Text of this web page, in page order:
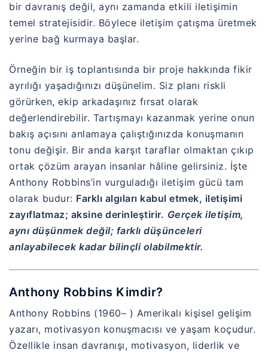
bir davranış değil, aynı zamanda etkili iletişimin
temel stratejisidir. Böylece iletişim çatışma üretmek
yerine bağ kurmaya başlar.
Örneğin bir iş toplantısında bir proje hakkında fikir
ayrılığı yaşadığınızı düşünelim. Siz planı riskli
görürken, ekip arkadaşınız fırsat olarak
değerlendirebilir. Tartışmayı kazanmak yerine onun
bakış açısını anlamaya çalıştığınızda konuşmanın
tonu değişir. Bir anda karşıt taraflar olmaktan çıkıp
ortak çözüm arayan insanlar hâline gelirsiniz. İşte
Anthony Robbins’in vurguladığı iletişim gücü tam
olarak budur: Farklı algıları kabul etmek, iletişimi
zayıflatmaz; aksine derinleştirir. Gerçek iletişim,
aynı düşünmek değil; farklı düşünceleri
anlayabilecek kadar bilinçli olabilmektir.
Anthony Robbins Kimdir?
Anthony Robbins (1960– ) Amerikalı kişisel gelişim
yazarı, motivasyon konuşmacısı ve yaşam koçudur.
Özellikle insan davranışı, motivasyon, liderlik ve